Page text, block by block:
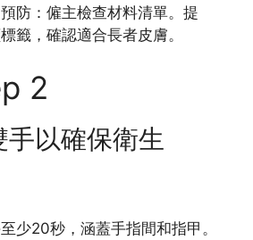
防：僱主檢查材料清單。提
籤，確認適合長者皮膚。
2
以確保衛生
少20秒，涵蓋手指間和指甲。